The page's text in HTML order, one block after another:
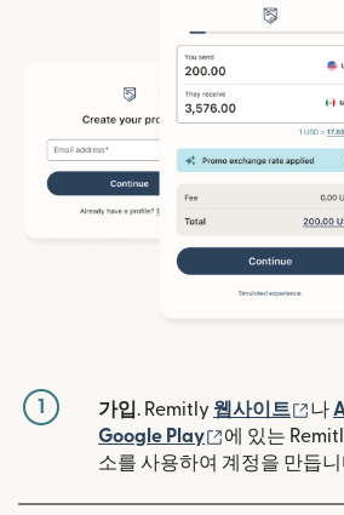
1 가입. Remitly 웹사이트 (새
나
Google Play
(새 창에서 열
에 있는
소를 사용하여 계정을 만듭니